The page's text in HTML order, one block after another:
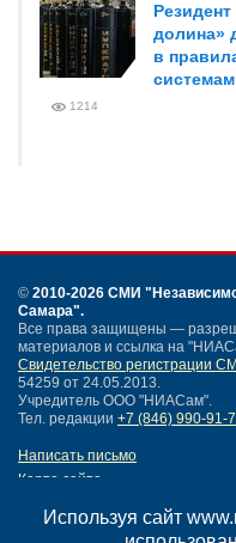
Используя сайт
долина»
в
системам
1214
© 2010-2026 СМИ
Самара".
Все права защищены —
материалов и ссылка на
Свидетельство регистрации
54259 от 24.05.2013.
Учредитель ООО "НИАСам".
Тел. редакции +7 (846) 990-91-
Написать письмо
Карта сайта
Политика конфиденциальности